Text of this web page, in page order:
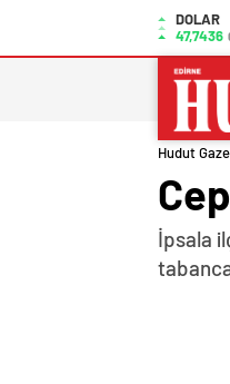
DOLAR
47,7436
Hudut
İpsala